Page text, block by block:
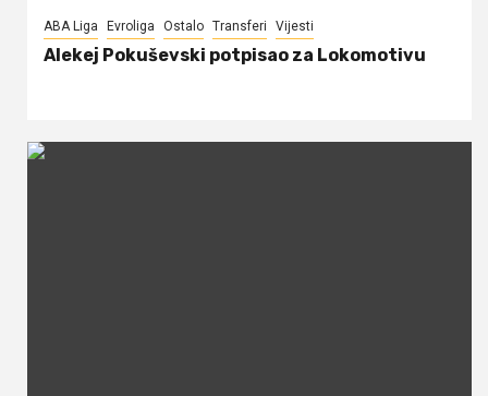
ABA Liga Evroliga Ostalo Transferi Vijesti
Alekej Pokuševski potpisao za Lokomotivu